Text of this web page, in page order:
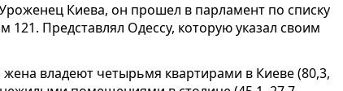
Киева, он прошел в парламент по списку
121. Представлял Одессу, которую указал своим
владеют четырьмя квартирами в Киеве (80,3,